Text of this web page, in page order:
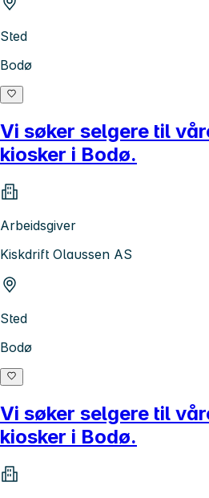
Sted
Bodø
Vi søker selgere til
kiosker i Bodø.
Arbeidsgiver
Kiskdrift Olaussen AS
Sted
Bodø
Vi søker selgere til
kiosker i Bodø.